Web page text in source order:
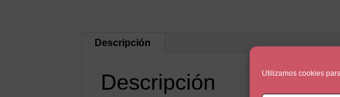
Utilizamos cookies
Descripción
Descripción